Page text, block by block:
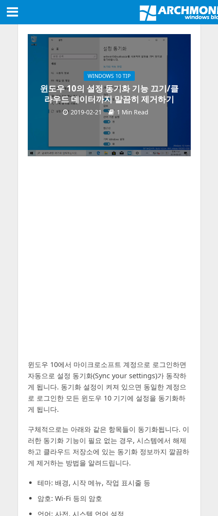
WINDOWS 10 TIP
윈도우 10의 설정 동기화 기능 끄기/클
라우드 데이터까지 말끔히 제거하기
2019-02-21 1 Min Read
윈도우 10에서 마이크로소프트 계정으로 로그인하면
자동으로 설정 동기화(Sync your settings)가 동작하
게 됩니다. 동기화 설정이 켜져 있으면 동일한 계정으
로 로그인한 모든 윈도우 10 기기에 설정을 동기화하
게 됩니다.
구체적으로는 아래와 같은 항목들이 동기화됩니다. 이
러한 동기화 기능이 필요 없는 경우, 시스템에서 해제
하고 클라우드 저장소에 있는 동기화 정보까지 깔끔하
게 제거하는 방법을 알려드립니다.
테마: 배경, 시작 메뉴, 작업 표시줄 등
암호: Wi-Fi 등의 암호
언어: 사전, 시스템 언어 설정